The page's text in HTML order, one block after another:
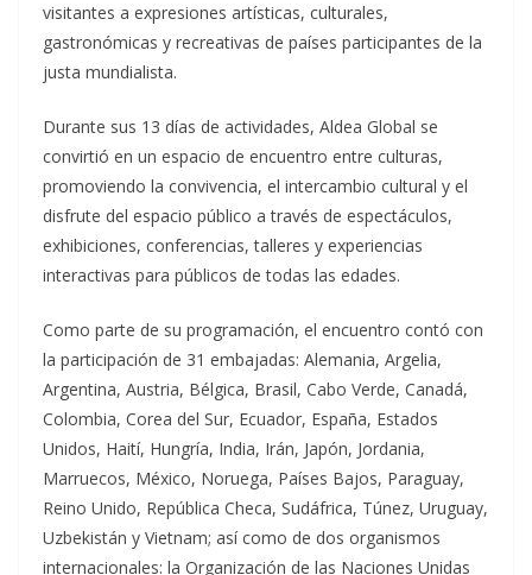
visitantes a expresiones artísticas, culturales,
gastronómicas y recreativas de países participantes de la
justa mundialista.
Durante sus 13 días de actividades, Aldea Global se
convirtió en un espacio de encuentro entre culturas,
promoviendo la convivencia, el intercambio cultural y el
disfrute del espacio público a través de espectáculos,
exhibiciones, conferencias, talleres y experiencias
interactivas para públicos de todas las edades.
Como parte de su programación, el encuentro contó con
la participación de 31 embajadas: Alemania, Argelia,
Argentina, Austria, Bélgica, Brasil, Cabo Verde, Canadá,
Colombia, Corea del Sur, Ecuador, España, Estados
Unidos, Haití, Hungría, India, Irán, Japón, Jordania,
Marruecos, México, Noruega, Países Bajos, Paraguay,
Reino Unido, República Checa, Sudáfrica, Túnez, Uruguay,
Uzbekistán y Vietnam; así como de dos organismos
internacionales: la Organización de las Naciones Unidas